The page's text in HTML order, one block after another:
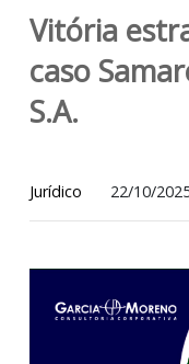
Vitória
caso